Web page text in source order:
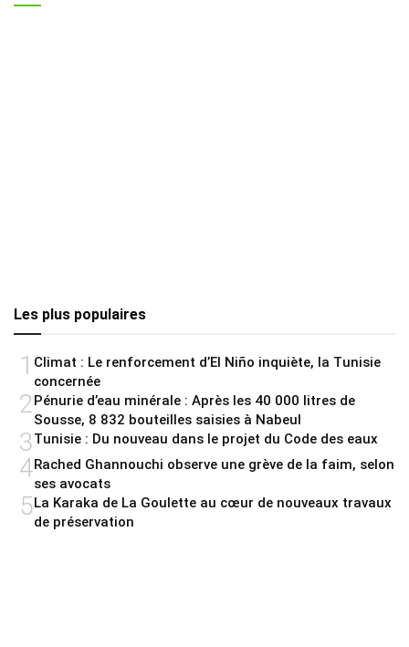
Les plus populaires
1 Climat : Le renforcement d’El Niño inquiète, la Tunisie
concernée
2 Pénurie d’eau minérale : Après les 40 000 litres de
Sousse, 8 832 bouteilles saisies à Nabeul
3Tunisie : Du nouveau dans le projet du Code des eaux
4Rached Ghannouchi observe une grève de la faim, selon
ses avocats
5La Karaka de La Goulette au cœur de nouveaux travaux
de préservation